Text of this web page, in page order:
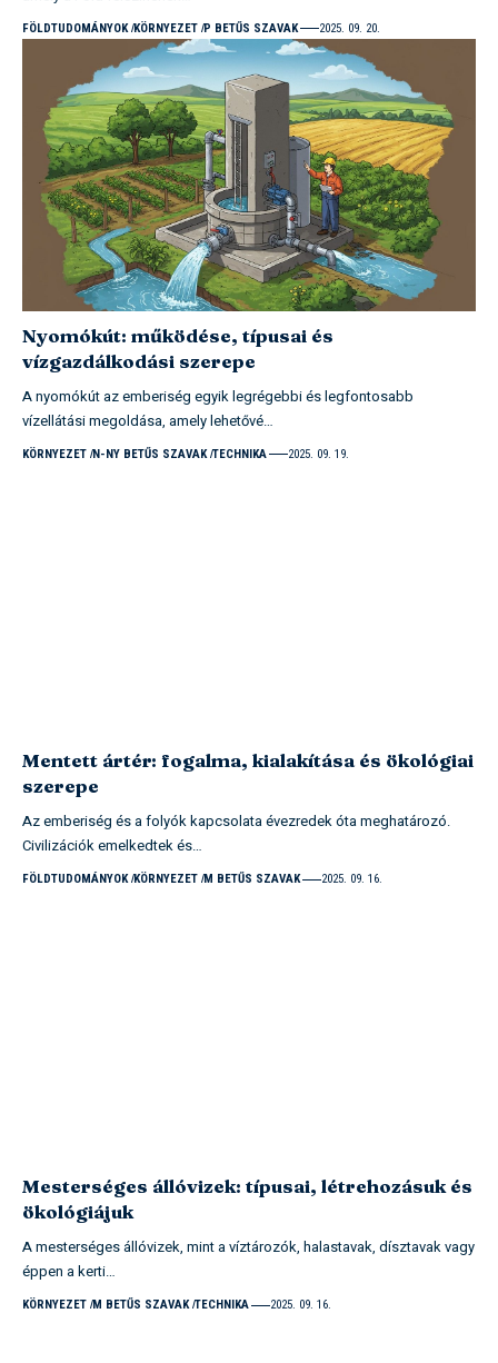
FÖLDTUDOMÁNYOK KÖRNYEZET P BETŰS SZAVAK 2025. 09. 20.
Nyomókút: működése, típusai és
vízgazdálkodási szerepe
A nyomókút az emberiség egyik legrégebbi és legfontosabb
vízellátási megoldása, amely lehetővé…
KÖRNYEZET N-NY BETŰS SZAVAK TECHNIKA 2025. 09. 19.
Mentett ártér: fogalma, kialakítása és ökológiai
szerepe
Az emberiség és a folyók kapcsolata évezredek óta meghatározó.
Civilizációk emelkedtek és…
FÖLDTUDOMÁNYOK KÖRNYEZET M BETŰS SZAVAK 2025. 09. 16.
Mesterséges állóvizek: típusai, létrehozásuk és
ökológiájuk
A mesterséges állóvizek, mint a víztározók, halastavak, dísztavak vagy
éppen a kerti…
KÖRNYEZET M BETŰS SZAVAK TECHNIKA 2025. 09. 16.